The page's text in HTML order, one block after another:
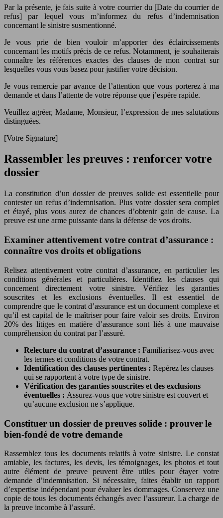
Par la présente, je fais suite à votre courrier du [Date du courrier de
refus] par lequel vous m’informez du refus d’indemnisation
concernant le sinistre susmentionné.
Je vous prie de bien vouloir m’apporter des éclaircissements
concernant les motifs précis de ce refus. Notamment, je souhaiterais
connaître les références exactes des clauses de mon contrat sur
lesquelles vous vous basez pour justifier votre décision.
Je vous remercie par avance de l’attention que vous porterez à ma
demande et dans l’attente de votre réponse que j’espère rapide.
Veuillez agréer, Madame, Monsieur, l’expression de mes salutations
distinguées.
[Votre Signature]
Rassembler les preuves : renforcer votre
dossier
La constitution d’un dossier de preuves solide est essentielle pour
contester un refus d’indemnisation. Plus votre dossier sera complet
et étayé, plus vous aurez de chances d’obtenir gain de cause. La
preuve est une arme puissante dans la défense de vos droits.
Examiner attentivement votre contrat d’assurance :
connaître vos droits et obligations
Relisez attentivement votre contrat d’assurance, en particulier les
conditions générales et particulières. Identifiez les clauses qui
concernent directement votre sinistre. Vérifiez les garanties
souscrites et les exclusions éventuelles. Il est essentiel de
comprendre que le contrat d’assurance est un document complexe et
qu’il est capital de le maîtriser pour faire valoir ses droits. Environ
20% des litiges en matière d’assurance sont liés à une mauvaise
compréhension du contrat par l’assuré.
Relecture du contrat d’assurance : Familiarisez-vous avec
les termes et conditions de votre contrat.
Identification des clauses pertinentes : Repérez les clauses
qui se rapportent à votre type de sinistre.
Vérification des garanties souscrites et des exclusions
éventuelles : Assurez-vous que votre sinistre est couvert et
qu’aucune exclusion ne s’applique.
Constituer un dossier de preuves solide : prouver le
bien-fondé de votre demande
Rassemblez tous les documents relatifs à votre sinistre. Le constat
amiable, les factures, les devis, les témoignages, les photos et tout
autre élément de preuve peuvent être utiles pour étayer votre
demande d’indemnisation. Si nécessaire, faites établir un rapport
d’expertise indépendant pour évaluer les dommages. Conservez une
copie de tous les documents échangés avec l’assureur. La charge de
la preuve incombe à l’assuré.